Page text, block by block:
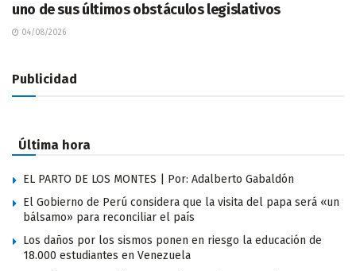
uno de sus últimos obstáculos legislativos
04/08/2026
Publicidad
Última hora
EL PARTO DE LOS MONTES | Por: Adalberto Gabaldón
El Gobierno de Perú considera que la visita del papa será «un
bálsamo» para reconciliar el país
Los daños por los sismos ponen en riesgo la educación de
18.000 estudiantes en Venezuela